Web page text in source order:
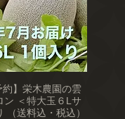
約】栄木農園の雲
ン ＜特大玉６Lサ
（送料込・税込）